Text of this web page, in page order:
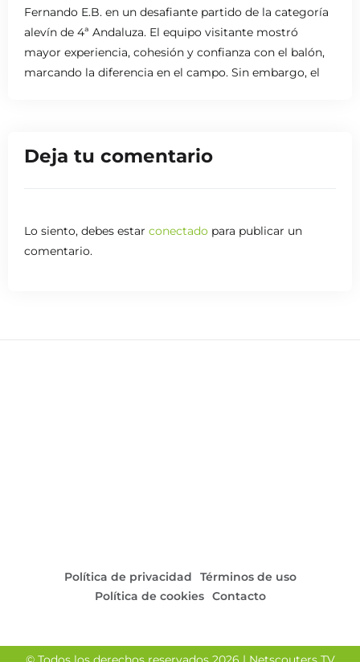
Fernando E.B. en un desafiante partido de la categoría
alevín de 4ª Andaluza. El equipo visitante mostró
mayor experiencia, cohesión y confianza con el balón,
marcando la diferencia en el campo. Sin embargo, el
completo para revivir cada jugada.
Deja tu comentario
Lo siento, debes estar conectado para publicar un
comentario.
Política de privacidad
Términos de uso
Política de cookies Contacto